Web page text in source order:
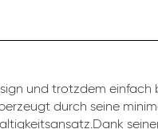
und trotzdem einfach
durch seine